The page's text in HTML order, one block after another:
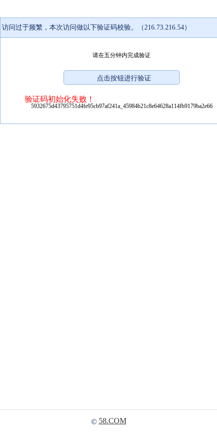
访问过于频繁，本次访问做以下验证码校验。（216.73.216.54）
请在五分钟内完成验证
验证码初始化失败！
5932675d43795751d4fe95cb97af241a_45984b21c8e64628a114fb9179ba2e66
© 58.COM